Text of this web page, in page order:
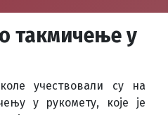
такмичење у
учествовали су на
у рукомету, које је